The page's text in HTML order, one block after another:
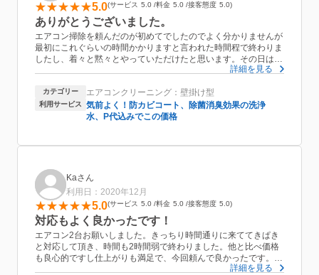
5.0 サービス 5.0 料金 5.0 接客態度 5.0
ありがとうございました。
エアコン掃除を頼んだのが初めてでしたのでよく分かりませんが
最初にこれぐらいの時間かかりますと言われた時間程で終わりま
したし、着々と黙々とやっていただけたと思います。その日は雨
が降っていて私の家まで来るのも大変でしたでしょうに本当に助
います。
詳細を見る
カテゴリー エアコンクリーニング：壁掛け型
利用サービス
気前よく！防カビコート、除菌消臭効果の洗浄
水、P代込みでこの価格
Kaさん
利用日：2020年12月
5.0 サービス 5.0 料金 5.0 接客態度 5.0
対応もよく良かったです！
エアコン2台お願いしました。きっちり時間通りに来ててきぱき
と対応して頂き、時間も2時間弱で終わりました。他と比べ価格
も良心的ですし仕上がりも満足で、今回頼んで良かったです。今
まではCM等で見る大手の会社に頼んでいましたが、これからは
詳細を見る